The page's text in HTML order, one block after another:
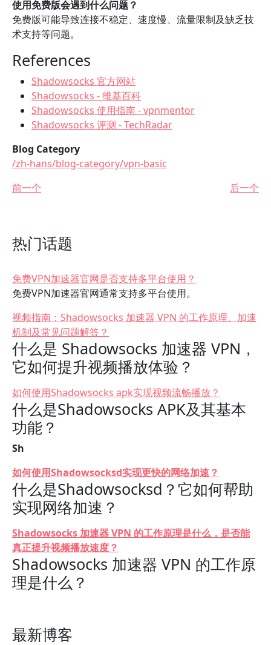
使用免费版会遇到什么问题？
免费版可能导致连接不稳定、速度慢、流量限制及缺乏技
术支持等问题。
References
Shadowsocks 官方网站
Shadowsocks - 维基百科
Shadowsocks 使用指南 - vpnmentor
Shadowsocks 评测 - TechRadar
Blog Category
/zh-hans/blog-category/vpn-basic
前一个
后一个
热门话题
免费VPN加速器官网是否支持多平台使用？
免费VPN加速器官网通常支持多平台使用。
视频指南：Shadowsocks 加速器 VPN 的工作原理、加速
机制及常见问题解答？
什么是 Shadowsocks 加速器 VPN，
它如何提升视频播放体验？
如何使用Shadowsocks apk实现视频流畅播放？
什么是Shadowsocks APK及其基本
功能？
Sh
如何使用Shadowsocksd实现更快的网络加速？
什么是Shadowsocksd？它如何帮助
实现网络加速？
Shadowsocks 加速器 VPN 的工作原理是什么，是否能
真正提升视频播放速度？
Shadowsocks 加速器 VPN 的工作原
理是什么？
最新博客